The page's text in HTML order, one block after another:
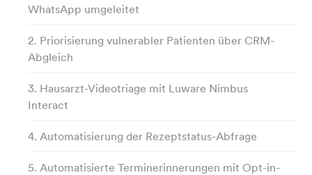
WhatsApp umgeleitet
2. Priorisierung vulnerabler Patienten über CRM-
Abgleich
3. Hausarzt-Videotriage mit Luware Nimbus
Interact
4. Automatisierung der Rezeptstatus-Abfrage
5. Automatisierte Terminerinnerungen mit Opt-in-